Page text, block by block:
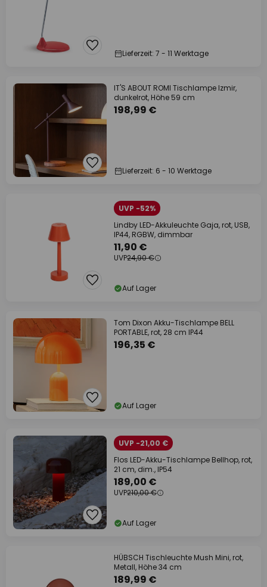
Lieferzeit: 7 - 11 Werktage
IT'S ABOUT ROMI Tischlampe Izmir,
dunkelrot, Höhe 59 cm
198,99 €
Lieferzeit: 6 - 10 Werktage
UVP -52%
Lindby LED-Akkuleuchte Gaja, rot, USB,
IP44, RGBW, dimmbar
11,90 €
UVP24,90 €
Auf Lager
Tom Dixon Akku-Tischlampe BELL
PORTABLE, rot, 28 cm IP44
196,35 €
Auf Lager
UVP -21,00 €
Flos LED-Akku-Tischlampe Bellhop, rot,
21 cm, dim., IP54
189,00 €
UVP210,00 €
Auf Lager
HÜBSCH Tischleuchte Mush Mini, rot,
Metall, Höhe 34 cm
189,99 €